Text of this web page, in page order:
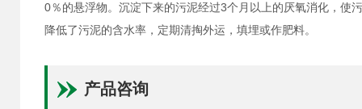
0％的悬浮物。沉淀下来的污泥经过3个月以上的厌氧消化，使
降低了污泥的含水率，定期清掏外运，填埋或作肥料。
产品咨询